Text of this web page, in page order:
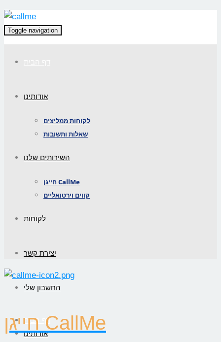
Toggle navigation
אודותינו
לקוחות ממליצים
שאלות ותשובות
השירותים שלנו
חייגן CallMe
קווים וירטואליים
לקוחות
יצירת קשר
החשבון שלי
דף הבית
אודותינוחייגן CallMe